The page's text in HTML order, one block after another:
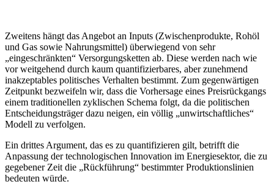
Zweitens hängt das Angebot an Inputs (Zwischenprodukte, Rohöl
und Gas sowie Nahrungsmittel) überwiegend von sehr
„eingeschränkten“ Versorgungsketten ab. Diese werden nach wie
vor weitgehend durch kaum quantifizierbares, aber zunehmend
inakzeptables politisches Verhalten bestimmt. Zum gegenwärtigen
Zeitpunkt bezweifeln wir, dass die Vorhersage eines Preisrückgangs
einem traditionellen zyklischen Schema folgt, da die politischen
Entscheidungsträger dazu neigen, ein völlig „unwirtschaftliches“
Modell zu verfolgen.
Ein drittes Argument, das es zu quantifizieren gilt, betrifft die
Anpassung der technologischen Innovation im Energiesektor, die zu
gegebener Zeit die „Rückführung“ bestimmter Produktionslinien
bedeuten würde.